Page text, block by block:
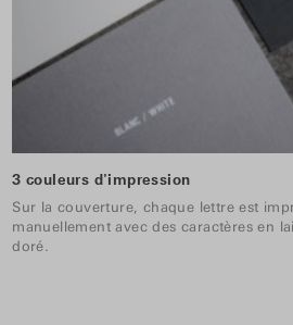
3 couleurs d'impression
Sur la couverture, chaque lettre est
manuellement avec des caractères en
doré.